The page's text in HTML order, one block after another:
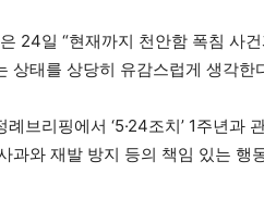
24일 “현재까지 천안함 폭침 사
상태를 상당히 유감스럽게 생각한
브리핑에서 ‘5·24조치’ 1주년과
과와 재발 방지 등의 책임 있는 행